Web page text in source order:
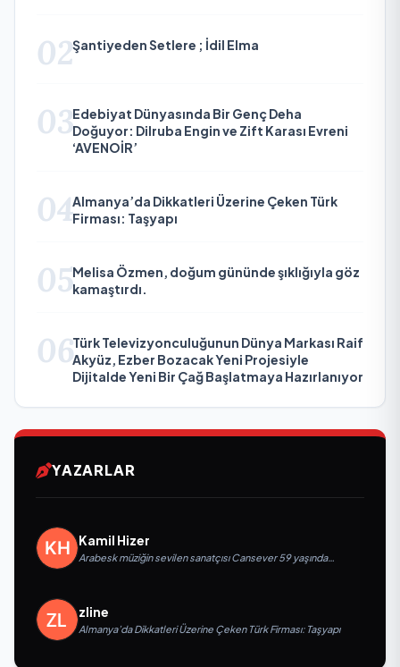
02Şantiyeden Setlere ; İdil Elma
03Edebiyat Dünyasında Bir Genç Deha
Doğuyor: Dilruba Engin ve Zift Karası Evreni
‘AVENOİR’
04Almanya’da Dikkatleri Üzerine Çeken Türk
Firması: Taşyapı
05Melisa Özmen, doğum gününde şıklığıyla göz
kamaştırdı.
06Türk Televizyonculuğunun Dünya Markası Raif
Akyüz, Ezber Bozacak Yeni Projesiyle
Dijitalde Yeni Bir Çağ Başlatmaya Hazırlanıyor
YAZARLAR
Kamil Hizer
Arabesk müziğin sevilen sanatçısı Cansever 59 yaşında
zline
Almanya’da Dikkatleri Üzerine Çeken Türk Firması: Taşyapı